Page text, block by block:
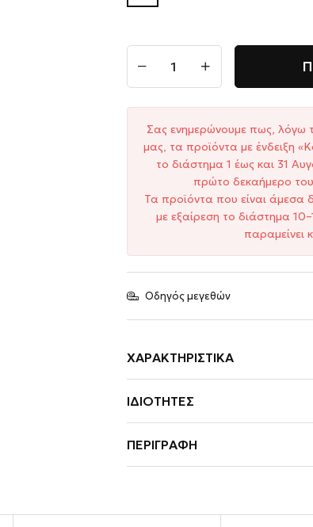
Σας ενημερώνουμε πως, λόγω
μας, τα προϊόντα με ένδειξη
το διάστημα 1 έως και 31
πρώτο δεκαήμερο
Τα προϊόντα που είναι άμεσα
με εξαίρεση το διάστημα
παραμείνει
Οδηγός μεγεθών
ΧΑΡΑΚΤΗΡΙΣΤΙΚΆ
ΙΔΙΌΤΗΤΕΣ
ΠΕΡΙΓΡΑΦΉ